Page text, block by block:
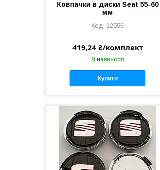
Ковпачки в диски Seat 55-60
мм
12556
419,24 ₴/комплект
В наявності
Купити